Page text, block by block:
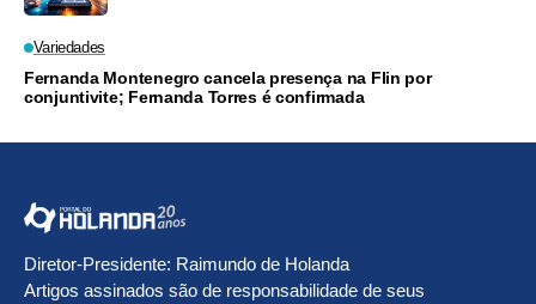
Variedades
Fernanda Montenegro cancela presença na Flin por
conjuntivite; Fernanda Torres é confirmada
Diretor-Presidente: Raimundo de Holanda
Artigos assinados são de responsabilidade de seus